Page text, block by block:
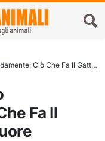
Che Fa Il Gatto Vi Scalderà Il Cuore
Fa Il